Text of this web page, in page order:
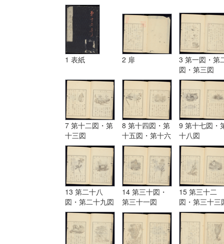
1 表紙 2 扉
3 第一図・第
図・第三図
7 第十二図・第
十三図
8 第十四図・第
十五図・第十六
図
9 第十七図・
十八図
13 第二十八
図・第二十九図
14 第三十図・
第三十一図
15 第三十二
図・第三十三